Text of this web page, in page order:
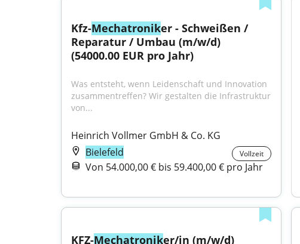
Kfz-Mechatroniker - Schweißen /
Reparatur / Umbau (m/w/d)
(54000.00 EUR pro Jahr)
Was entsteht, wenn Leidenschaft und Innovation
zusammentreffen? Wir gestalten die Infrastruktur
von...
Heinrich Vollmer GmbH & Co. KG
Bielefeld
Vollzeit
Von 54.000,00 € bis 59.400,00 € pro Jahr
KFZ-Mechatroniker/in (m/w/d)